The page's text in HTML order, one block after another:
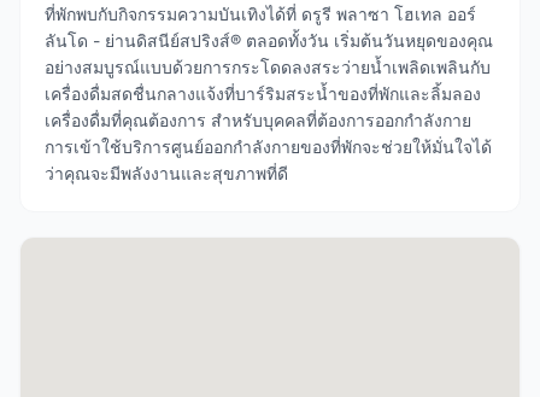
ที่พักพบกับกิจกรรมความบันเทิงได้ที่ ดรูรี พลาซา โฮเทล ออร์
ลันโด - ย่านดิสนีย์สปริงส์® ตลอดทั้งวัน เริ่มต้นวันหยุดของคุณ
อย่างสมบูรณ์แบบด้วยการกระโดดลงสระว่ายน้ำเพลิดเพลินกับ
เครื่องดื่มสดชื่นกลางแจ้งที่บาร์ริมสระน้ำของที่พักและลิ้มลอง
เครื่องดื่มที่คุณต้องการ สำหรับบุคคลที่ต้องการออกกำลังกาย
การเข้าใช้บริการศูนย์ออกกำลังกายของที่พักจะช่วยให้มั่นใจได้
ว่าคุณจะมีพลังงานและสุขภาพที่ดี